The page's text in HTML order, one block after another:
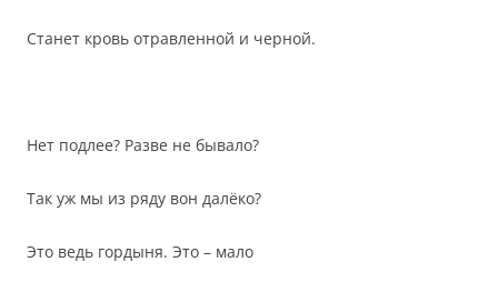
Станет кровь отравленной и черной.
Нет подлее? Разве не бывало?
Так уж мы из ряду вон далёко?
Это ведь гордыня. Это – мало